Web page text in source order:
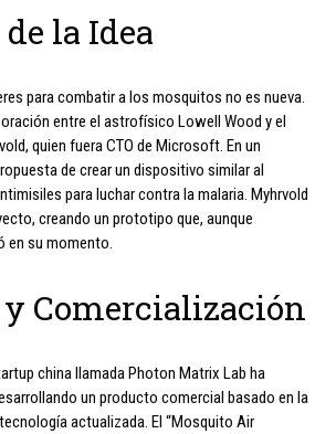
la Idea
para combatir a los mosquitos no es nueva.
entre el astrofísico Lowell Wood y el
quien fuera CTO de Microsoft. En un
de crear un dispositivo similar al
para luchar contra la malaria. Myhrvold
creando un prototipo que, aunque
en su momento.
Comercialización
china llamada Photon Matrix Lab ha
un producto comercial basado en la
actualizada. El “Mosquito Air